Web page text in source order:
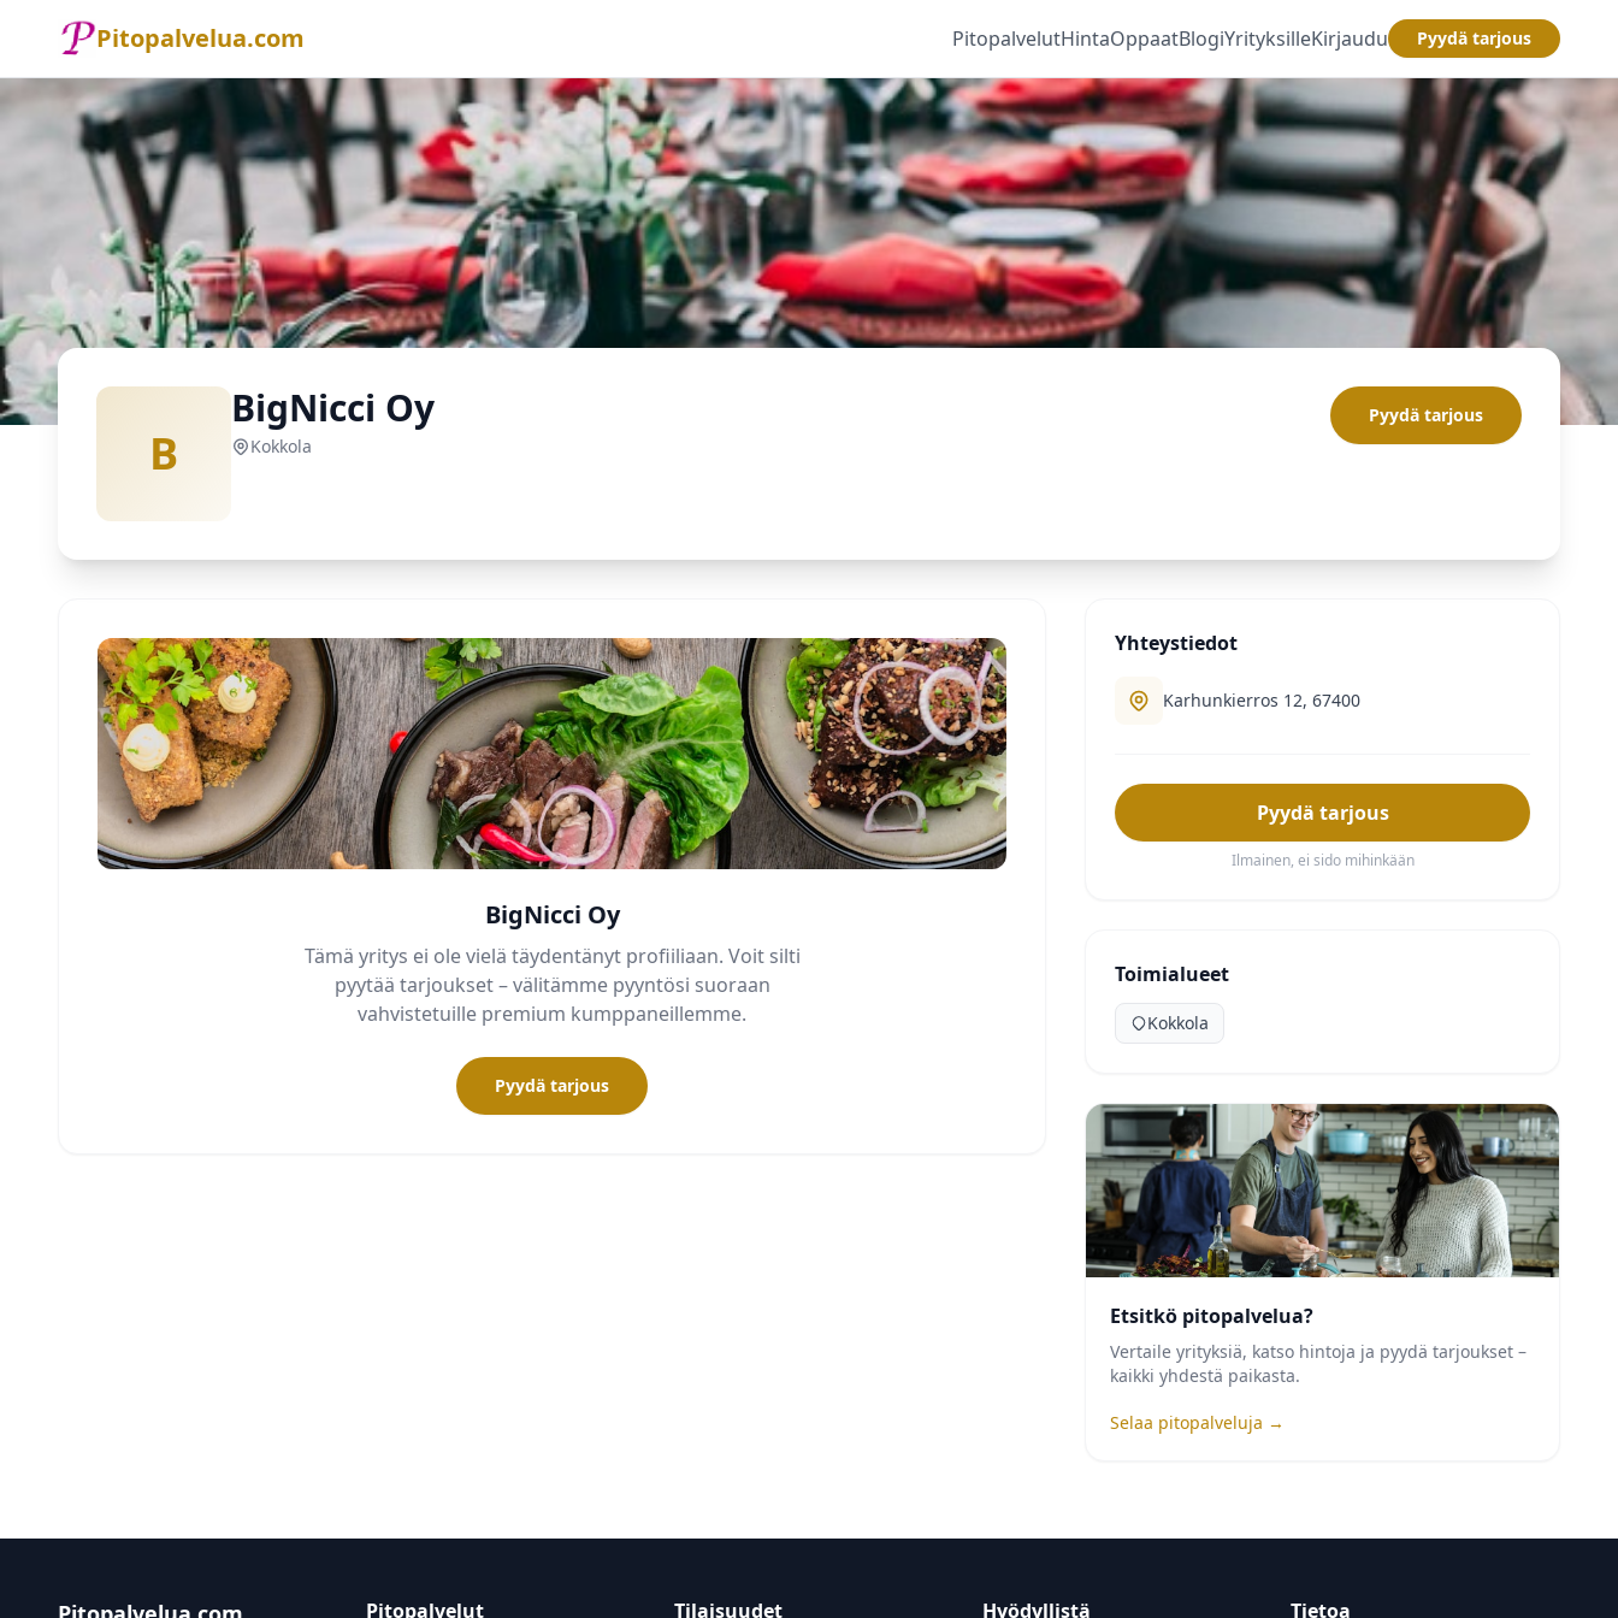
Pitopalvelua.com PitopalvelutHintaOppaatBlogiYrityksilleKirjaudu Pyydä tarjous
B
BigNicci Oy
Kokkola
Pyydä tarjous
BigNicci Oy
Tämä yritys ei ole vielä täydentänyt profiiliaan. Voit silti
pyytää tarjoukset – välitämme pyyntösi suoraan
vahvistetuille premium kumppaneillemme.
Pyydä tarjous
Yhteystiedot
Karhunkierros 12, 67400
Pyydä tarjous
Ilmainen, ei sido mihinkään
Toimialueet
Kokkola
Etsitkö pitopalvelua?
Vertaile yrityksiä, katso hintoja ja pyydä tarjoukset –
kaikki yhdestä paikasta.
Selaa pitopalveluja →
Pitopalvelut Tilaisuudet Hyödyllistä Tietoa